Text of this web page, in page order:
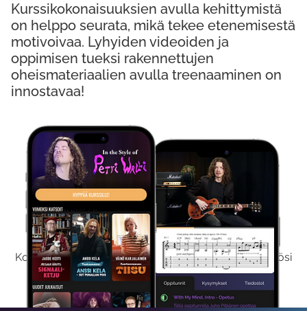
Kokeile Ilmaiseksi
Kokeilemalla ilmaiseksi saat koko sisältömme käyttöösi
viikon ajaksi.
Kurssikokonaisuuksien avulla kehittymistä
on helppo seurata, mikä tekee etenemisestä
motivoivaa. Lyhyiden videoiden ja
oppimisen tueksi rakennettujen
oheismateriaalien avulla treenaaminen on
innostavaa!